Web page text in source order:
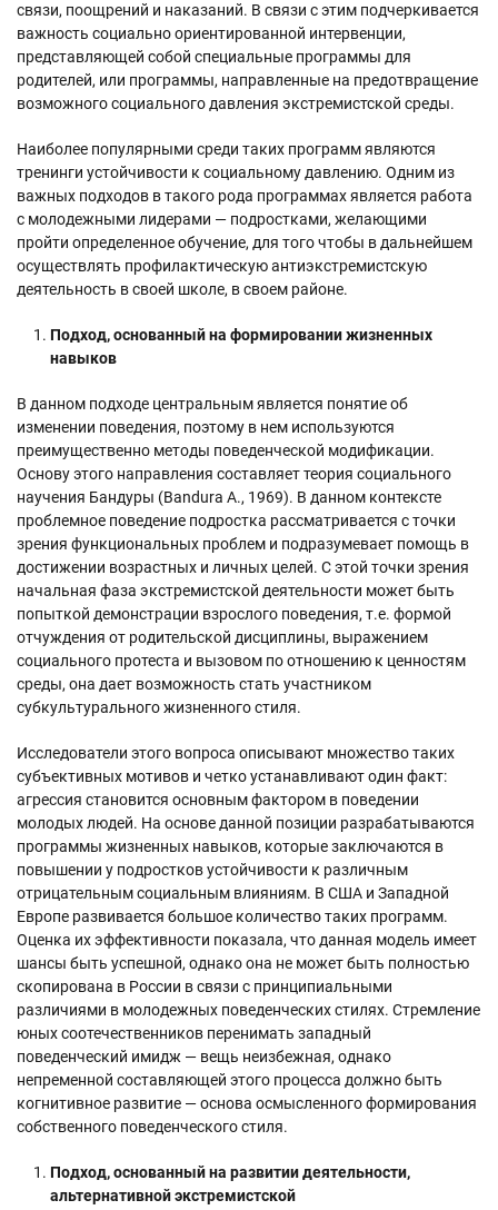
связи, поощрений и наказаний. В связи с этим подчеркивается
важность социально ориентированной интервенции,
представляющей собой специальные программы для
родителей, или программы, направленные на предотвращение
возможного социального давления экстремистской среды.
Наиболее популярными среди таких программ являются
тренинги устойчивости к социальному давлению. Одним из
важных подходов в такого рода программах является работа
с молодежными лидерами — подростками, желающими
пройти определенное обучение, для того чтобы в дальнейшем
осуществлять профилактическую антиэкстремистскую
деятельность в своей школе, в своем районе.
Подход, основанный на формировании жизненных
навыков
В данном подходе центральным является понятие об
изменении поведения, поэтому в нем используются
преимущественно методы поведенческой модификации.
Основу этого направления составляет теория социального
научения Бандуры (Bandura A., 1969). В данном контексте
проблемное поведение подростка рассматривается с точки
зрения функциональных проблем и подразумевает помощь в
достижении возрастных и личных целей. С этой точки зрения
начальная фаза экстремистской деятельности может быть
попыткой демонстрации взрослого поведения, т.е. формой
отчуждения от родительской дисциплины, выражением
социального протеста и вызовом по отношению к ценностям
среды, она дает возможность стать участником
субкультурального жизненного стиля.
Исследователи этого вопроса описывают множество таких
субъективных мотивов и четко устанавливают один факт:
агрессия становится основным фактором в поведении
молодых людей. На основе данной позиции разрабатываются
программы жизненных навыков, которые заключаются в
повышении у подростков устойчивости к различным
отрицательным социальным влияниям. В США и Западной
Европе развивается большое количество таких программ.
Оценка их эффективности показала, что данная модель имеет
шансы быть успешной, однако она не может быть полностью
скопирована в России в связи с принципиальными
различиями в молодежных поведенческих стилях. Стремление
юных соотечественников перенимать западный
поведенческий имидж — вещь неизбежная, однако
непременной составляющей этого процесса должно быть
когнитивное развитие — основа осмысленного формирования
собственного поведенческого стиля.
Подход, основанный на развитии деятельности,
альтернативной экстремистской